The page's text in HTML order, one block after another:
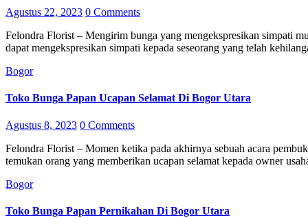
Agustus 22, 2023 0 Comments
Felondra Florist – Mengirim bunga yang mengekspresikan simpati mungkin merupakan solusi terbaik karena bunga papan duka cita
dapat mengekspresikan simpati kepada seseorang yang telah
Bogor
Toko Bunga Papan Ucapan Selamat Di Bogor Utara
Agustus 8, 2023 0 Comments
Felondra Florist – Momen ketika pada akhirnya sebuah acara pembukaan atau grand opening sebuah usaha, tentu akan banyak kita
temukan orang yang memberikan ucapan selamat kepada owner
Bogor
Toko Bunga Papan Pernikahan Di Bogor Utara